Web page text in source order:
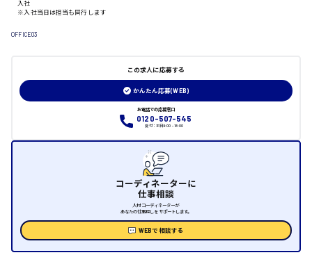
山口県
入社
※入社当日は担当も同行します
OFFICE03
この求人に応募する
かんたん応募(WEB)
お電話での応募窓口
0120-507-545
受付：平日9:00 - 18:00
コーディネーターに
仕事相談
人材コーディネーターが
あなたの仕事探しをサポートします。
WEBで相談する